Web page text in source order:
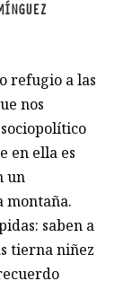
refugio a las
nos
en ella es
un
montaña.
saben a
tierna niñez